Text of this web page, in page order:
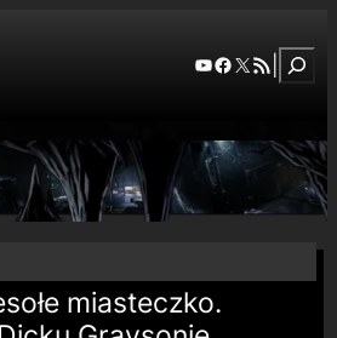
YouTube
Facebook
X RSS Feed
miasteczko.